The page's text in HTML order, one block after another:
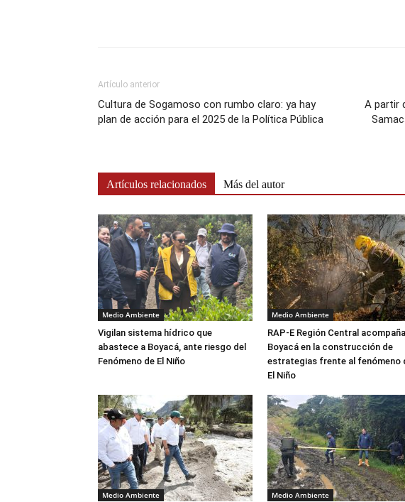
Artículo anterior
Cultura de Sogamoso con rumbo claro: ya hay
plan de acción para el 2025 de la Política Pública
A partir
Artículos relacionados Más del autor
Medio Ambiente
Vigilan sistema hídrico que
abastece a Boyacá, ante riesgo del
Fenómeno de El Niño
Medio Ambiente
RAP-E Región Central
Boyacá en la construcción de
estrategias frente al fenómeno
El Niño
Medio Ambiente Medio Ambiente